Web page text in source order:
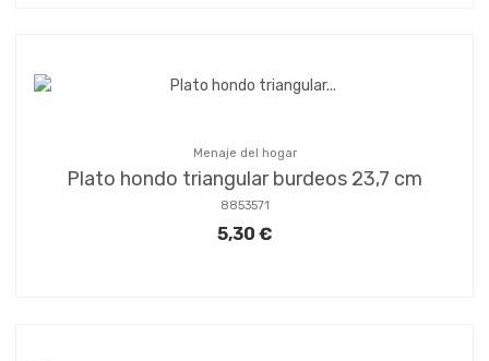
Menaje del hogar
Plato hondo triangular burdeos 23,7 cm
8853571
5,30 €